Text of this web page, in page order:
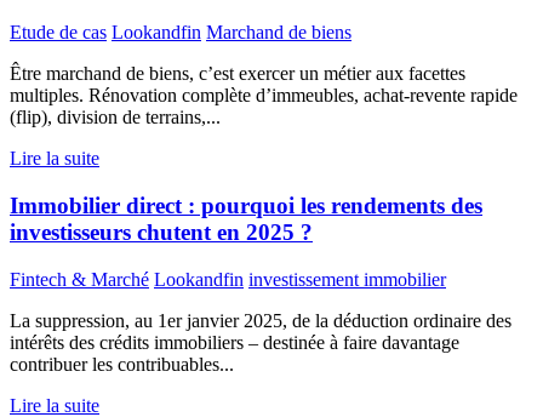
Etude de cas Lookandfin Marchand de biens
Être marchand de biens, c’est exercer un métier aux facettes
multiples. Rénovation complète d’immeubles, achat-revente rapide
(flip), division de terrains,...
Lire la suite
Immobilier direct : pourquoi les rendements des
investisseurs chutent en 2025 ?
Fintech & Marché Lookandfin investissement immobilier
La suppression, au 1er janvier 2025, de la déduction ordinaire des
intérêts des crédits immobiliers – destinée à faire davantage
contribuer les contribuables...
Lire la suite